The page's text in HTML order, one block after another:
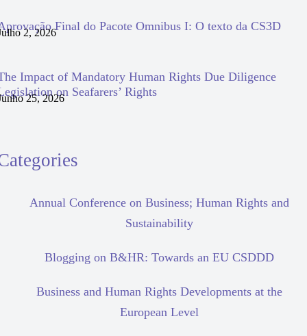
Final do Pacote Omnibus I: O texto da CS3D
2, 2026
Impact of Mandatory Human Rights Due Diligence
on Seafarers’ Rights
25, 2026
Annual Conference on Business; Human Rights and
Sustainability
Blogging on B&HR: Towards an EU CSDDD
Business and Human Rights Developments at the
European Level